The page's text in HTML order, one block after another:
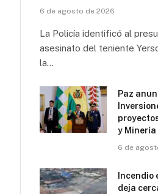
6 de agosto de 2026
La Policía identificó al
asesinato del teniente
la…
Paz
y Minería
6 de
Incendio
deja